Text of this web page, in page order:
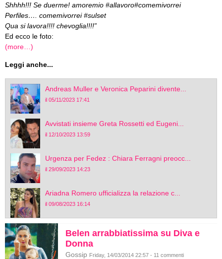
Shhhh!!! Se duerme! amoremio #allavoro#comemivorrei
Perfiles…. comemivorrei #sulset
Qua si lavora!!!! chevoglia!!!!”
Ed ecco le foto:
(more…)
Leggi anche...
Andreas Muller e Veronica Peparini divente...
il 05/11/2023 17:41
Avvistati insieme Greta Rossetti ed Eugeni...
il 12/10/2023 13:59
Urgenza per Fedez : Chiara Ferragni preocc...
il 29/09/2023 14:23
Ariadna Romero ufficializza la relazione c...
il 09/08/2023 16:14
Belen arrabbiatissima su Diva e
Donna
Gossip Friday, 14/03/2014 22:57 - 11 commenti